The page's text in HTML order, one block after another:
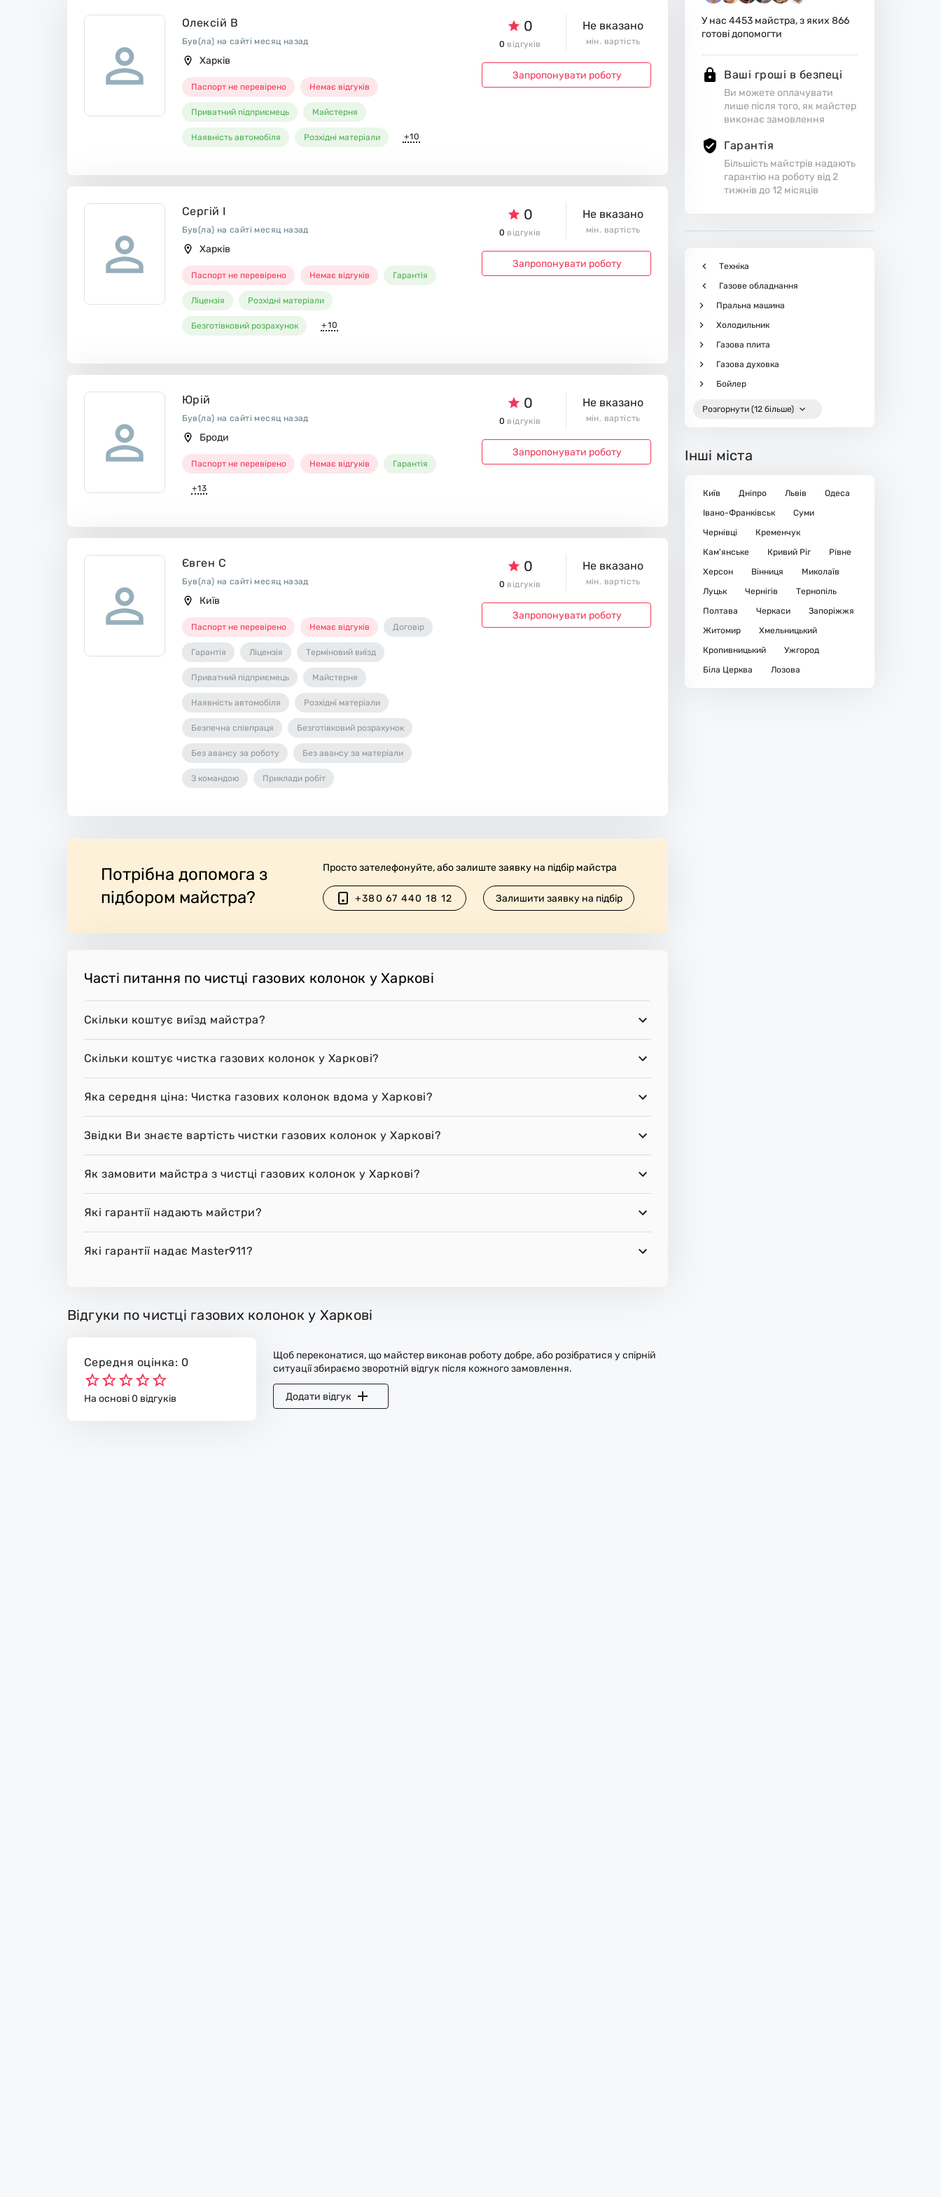
У нас4453 майстра, з яких866
готові допомогти
Ваші гроші в безпеці
Ви можете оплачувати
лише після того, як майстер
виконає замовлення
Гарантія
Більшість майстрів надають
гарантію на роботу від 2
тижнів до 12 місяців
Техніка
Газове обладнання
Пральна машина
Холодильник
Газова плита
Газова духовка
Бойлер
Розгорнути (12 більше)
Інші міста
Київ Дніпро Львів
Одеса
Івано-Франківськ
Суми
Чернівці
Кременчук
Кам'янське
Кривий Ріг
Рівне
Херсон
Вінниця
Миколаїв
Луцьк
Чернігів
Тернопіль
Полтава
Черкаси
Запоріжжя
Житомир
Хмельницький
Кропивницький
Ужгород
Біла Церква
Лозова
Олексій В
Був(ла) на сайті месяц назад
Харків
Паспорт не перевірено Немає відгуків
Приватний підприємець Майстерня
Наявність автомобіля Розхідні матеріали +10
0
0 відгуків
Не вказано
мін. вартість
Запропонувати роботу
Сергій І
Був(ла) на сайті месяц назад
Харків
Паспорт не перевірено Немає відгуків Гарантія
Ліцензія Розхідні матеріали
Безготівковий розрахунок +10
0
0 відгуків
Не вказано
мін. вартість
Запропонувати роботу
Юрій
Був(ла) на сайті месяц назад
Броди
Паспорт не перевірено Немає відгуків Гарантія
+13
0
0 відгуків
Не вказано
мін. вартість
Запропонувати роботу
Євген С
Був(ла) на сайті месяц назад
Київ
Паспорт не перевірено Немає відгуків Договір
Гарантія Ліцензія Терміновий виїзд
Приватний підприємець Майстерня
Наявність автомобіля Розхідні матеріали
Безпечна співпраця Безготівковий розрахунок
Без авансу за роботу Без авансу за матеріали
З командою Приклади робіт
0
0 відгуків
Не вказано
мін. вартість
Запропонувати роботу
Потрібна допомога з
підбором майстра?
Просто зателефонуйте, або залиште заявку на підбір майстра
+380 67 440 18 12 Залишити заявку на підбір
Часті питання по чистці газових колонок у Харкові
Скільки коштує виїзд майстра?
Скільки коштує чистка газових колонок у Харкові?
Яка середня ціна: Чистка газових колонок вдома у Харкові?
Звідки Ви знаєте вартість чистки газових колонок у Харкові?
Як замовити майстра з чистці газових колонок у Харкові?
Які гарантії надають майстри?
Які гарантії надає Master911?
Відгуки по чистці газових колонок у Харкові
Середня оцінка: 0
На основі 0 відгуків
Щоб переконатися, що майстер виконав роботу добре, або розібратися у спірній
ситуації збираємо зворотній відгук після кожного замовлення.
Додати відгук